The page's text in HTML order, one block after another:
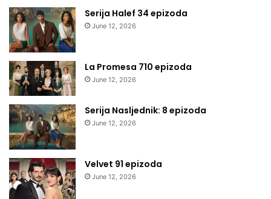
Serija Halef 34 epizoda
June 12, 2026
La Promesa 710 epizoda
June 12, 2026
Serija Nasljednik: 8 epizoda
June 12, 2026
Velvet 91 epizoda
June 12, 2026